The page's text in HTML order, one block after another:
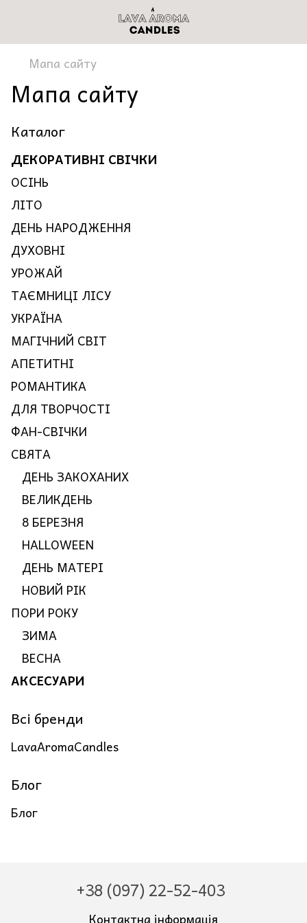
Мапа сайту
Мапа сайту
Каталог
ДЕКОРАТИВНІ СВІЧКИ
ОСІНЬ
ЛІТО
ДЕНЬ НАРОДЖЕННЯ
ДУХОВНІ
УРОЖАЙ
ТАЄМНИЦІ ЛІСУ
УКРАЇНА
МАГІЧНИЙ СВІТ
АПЕТИТНІ
РОМАНТИКА
ДЛЯ ТВОРЧОСТІ
ФАН-СВІЧКИ
СВЯТА
ДЕНЬ ЗАКОХАНИХ
ВЕЛИКДЕНЬ
8 БЕРЕЗНЯ
HALLOWEEN
ДЕНЬ МАТЕРІ
НОВИЙ РІК
ПОРИ РОКУ
ЗИМА
ВЕСНА
АКСЕСУАРИ
Всі бренди
LavaAromaCandles
Блог
Блог
+38 (097) 22-52-403
Контактна інформація